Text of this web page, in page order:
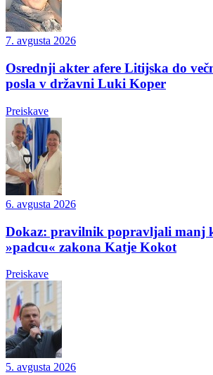
7. avgusta 2026
Osrednji akter afere Litijska do
posla v državni Luki Koper
Preiskave
6. avgusta 2026
Dokaz: pravilnik popravljali manj
»padcu« zakona Katje Kokot
Preiskave
5. avgusta 2026